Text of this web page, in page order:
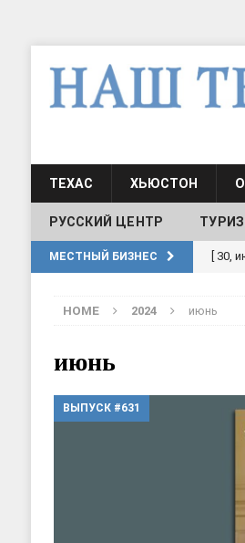
ТЕХАС ХЬЮСТОН
РУССКИЙ ЦЕНТР
МЕСТНЫЙ БИЗНЕС [ 30,
[ 17,
[ 20,
HOME 2024 июнь
июнь
ВЫПУСК #631